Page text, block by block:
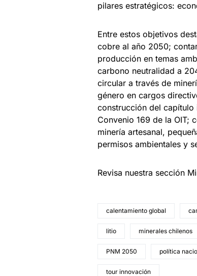
pilares estratégicos:
Entre estos objetivos
cobre al año 2050;
producción en temas
carbono neutralidad a
circular a través de
género en cargos
construcción del
Convenio 169 de la OIT;
minería artesanal,
permisos ambientales y
Revisa nuestra sección
calentamiento global
litio minerales chilenos
PNM 2050 política
tour innovación